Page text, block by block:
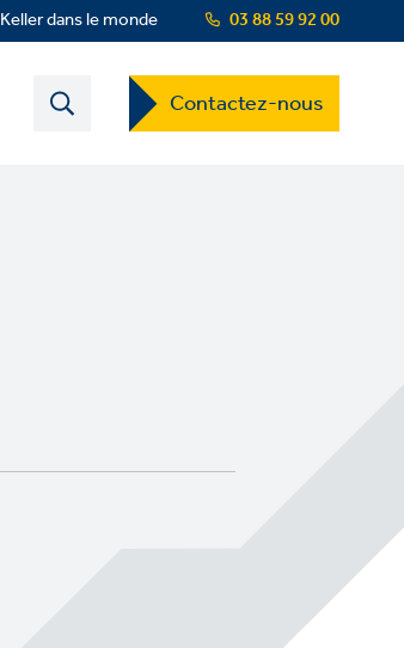
03 88 59 92 00
Keller dans le monde
Contact
US
Dropdown
Contactez-nous